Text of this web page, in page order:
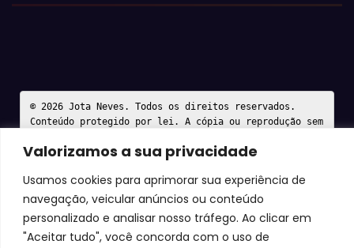
Valorizamos a sua privacidade
Usamos cookies para aprimorar sua experiência de
navegação, veicular anúncios ou conteúdo
personalizado e analisar nosso tráfego. Ao clicar em
"Aceitar tudo", você concorda com o uso de
© 2026 Jota Neves. Todos os direitos reservados.
Conteúdo protegido por lei. A cópia ou reprodução sem
legais.